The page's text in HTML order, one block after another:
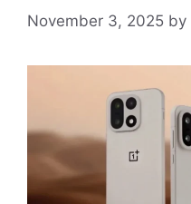
November 3, 2025 by